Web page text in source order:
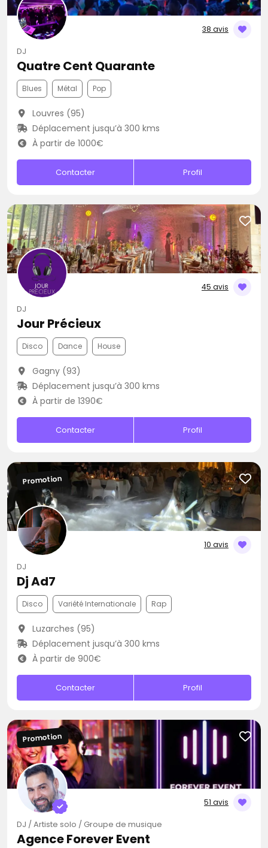
38 avis
DJ
Quatre Cent Quarante
Blues Métal Pop
Louvres (95)
Déplacement jusqu’à 300 kms
À partir de 1000€
Contacter Profil
45 avis
DJ
Jour Précieux
Disco Dance House
Gagny (93)
Déplacement jusqu’à 300 kms
À partir de 1390€
Contacter Profil
10 avis
Promotion
DJ
Dj Ad7
Disco Variété Internationale Rap
Luzarches (95)
Déplacement jusqu’à 300 kms
À partir de 900€
Contacter Profil
51 avis
Promotion
DJ / Artiste solo / Groupe de musique
Agence Forever Event